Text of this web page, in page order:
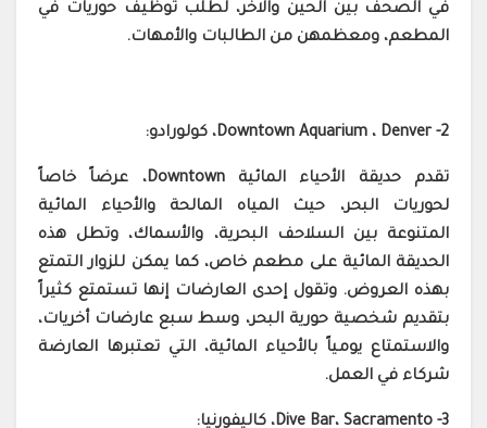
في الصحف بين الحين والاخر، لطلب توظيف حوريات في
المطعم، ومعظمهن من الطالبات والأمهات.
2- Downtown Aquarium ، Denver، كولورادو:
تقدم حديقة الأحياء المائية Downtown، عرضاً خاصاً
لحوريات البحر، حيث المياه المالحة والأحياء المائية
المتنوعة بين السلاحف البحرية، والأسماك، وتطل هذه
الحديقة المائية على مطعم خاص، كما يمكن للزوار التمتع
بهذه العروض. وتقول إحدى العارضات إنها تستمتع كثيراً
بتقديم شخصية حورية البحر، وسط سبع عارضات أخريات،
والاستمتاع يومياً بالأحياء المائية، التي تعتبرها العارضة
شركاء في العمل.
3- Dive Bar، Sacramento، كاليفورنيا: